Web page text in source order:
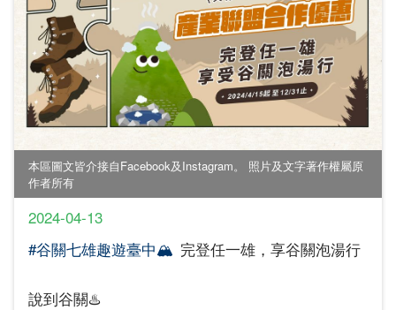
本區圖文皆介接自Facebook及Instagram。 照片及文字著作權屬原
作者所有
2024-04-13
#谷關七雄趣遊臺中🏔 ️完登任一雄，享谷關泡湯行
說到谷關♨️